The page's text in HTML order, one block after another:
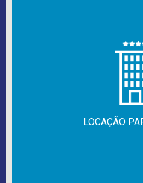
LOCAÇÃO